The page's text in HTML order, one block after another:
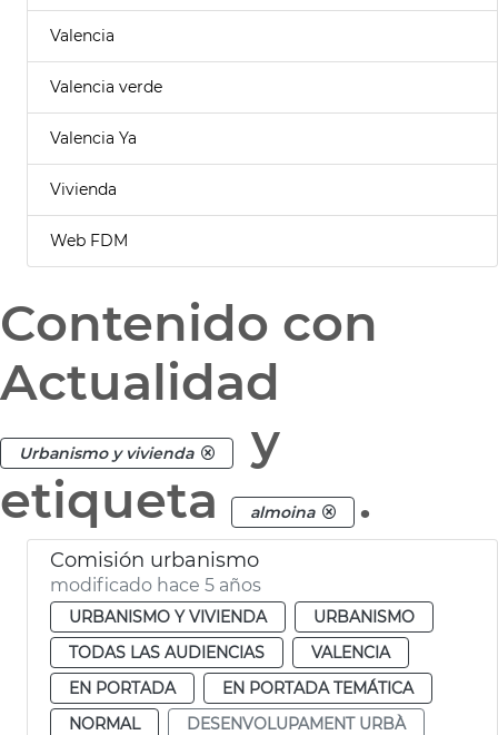
Valencia
Valencia verde
Valencia Ya
Vivienda
Web FDM
Contenido con
Actualidad
Urbanismo y vivienda
y
etiqueta
almoina .
Comisión urbanismo
modificado hace 5 años
URBANISMO Y VIVIENDA
URBANISMO
TODAS LAS AUDIENCIAS
VALENCIA
EN PORTADA
EN PORTADA TEMÁTICA
NORMAL
DESENVOLUPAMENT URBÀ